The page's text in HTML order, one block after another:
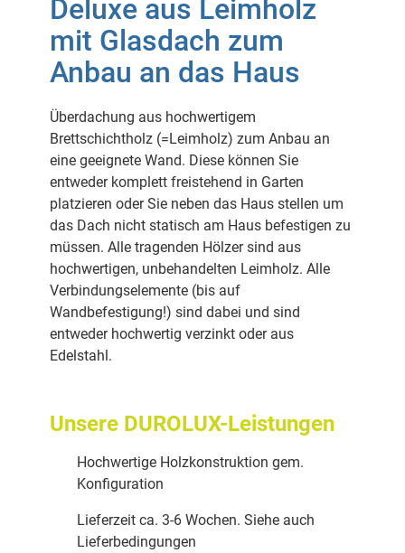
Deluxe aus Leimholz
mit Glasdach zum
Anbau an das Haus
Überdachung aus hochwertigem
Brettschichtholz (=Leimholz) zum Anbau an
eine geeignete Wand. Diese können Sie
entweder komplett freistehend in Garten
platzieren oder Sie neben das Haus stellen um
das Dach nicht statisch am Haus befestigen zu
müssen. Alle tragenden Hölzer sind aus
hochwertigen, unbehandelten Leimholz. Alle
Verbindungselemente (bis auf
Wandbefestigung!) sind dabei und sind
entweder hochwertig verzinkt oder aus
Edelstahl.
Unsere DUROLUX-Leistungen
Hochwertige Holzkonstruktion gem.
Konfiguration
Lieferzeit ca. 3-6 Wochen. Siehe auch
Lieferbedingungen